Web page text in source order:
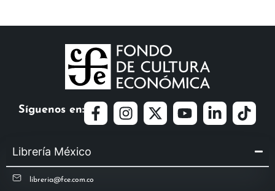
Síguenos en:
Librería México
libreria@fce.com.co